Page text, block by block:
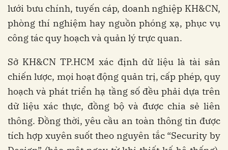
lưới bưu chính, tuyến cáp, doanh nghiệp KH&CN,
phòng thí nghiệm hay nguồn phóng xạ, phục vụ
công tác quy hoạch và quản lý trực quan.
Sở KH&CN TP.HCM xác định dữ liệu là tài sản
chiến lược, mọi hoạt động quản trị, cấp phép, quy
hoạch và phát triển hạ tầng số đều phải dựa trên
dữ liệu xác thực, đồng bộ và được chia sẻ liên
thông. Đồng thời, yêu cầu an toàn thông tin được
tích hợp xuyên suốt theo nguyên tắc “Security by